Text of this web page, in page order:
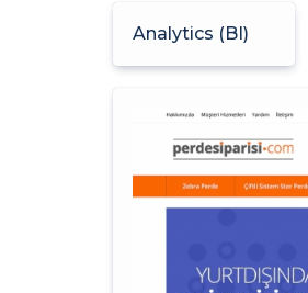
Analytics (BI)